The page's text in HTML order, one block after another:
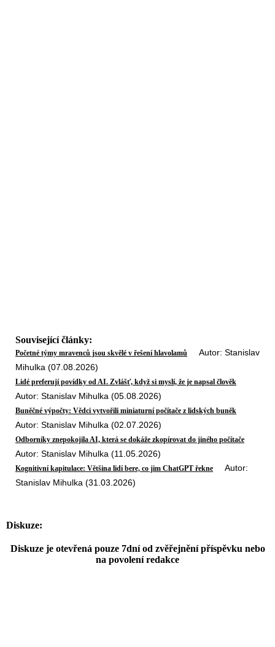
Související články:
Početné týmy mravenců jsou skvělé v řešení hlavolamů Autor: Stanislav
Mihulka (07.08.2026)
Lidé preferují povídky od AI. Zvlášť, když si myslí, že je napsal člověk
Autor: Stanislav Mihulka (05.08.2026)
Buněčné výpočty: Vědci vytvořili miniaturní počítače z lidských buněk
Autor: Stanislav Mihulka (02.07.2026)
Odborníky znepokojila AI, která se dokáže zkopírovat do jiného počítače
Autor: Stanislav Mihulka (11.05.2026)
Kognitivní kapitulace: Většina lidí bere, co jim ChatGPT řekne Autor:
Stanislav Mihulka (31.03.2026)
Diskuze:
Diskuze je otevřená pouze 7dní od zvěřejnění příspěvku nebo
na povolení redakce